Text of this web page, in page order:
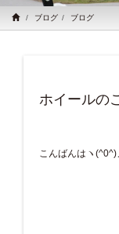
ブログ ブログ
ホイールの
こんばんはヽ(^0^)